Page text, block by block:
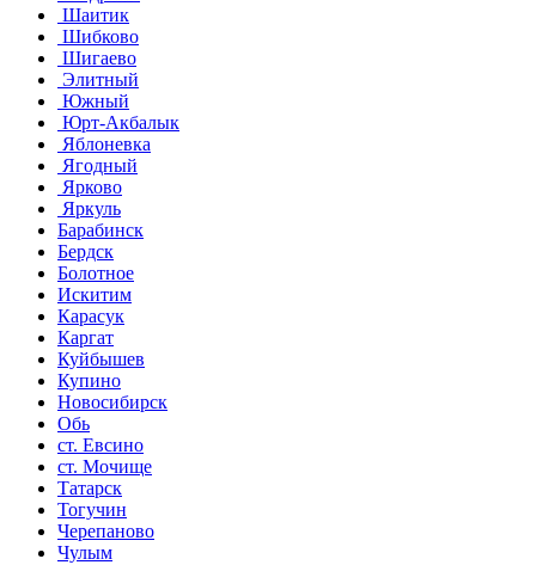
Шаитик
Шибково
Шигаево
Элитный
Южный
Юрт-Акбалык
Яблоневка
Ягодный
Ярково
Яркуль
Барабинск
Бердск
Болотное
Искитим
Карасук
Каргат
Куйбышев
Купино
Новосибирск
Обь
ст. Евсино
ст. Мочище
Татарск
Тогучин
Черепаново
Чулым